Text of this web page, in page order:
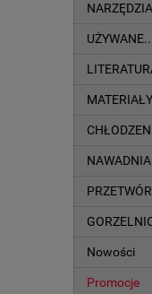
UŻYWANE...
Nowości
Promocje